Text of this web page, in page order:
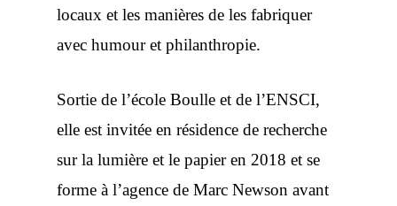
locaux et les manières de les fabriquer
avec humour et philanthropie.
Sortie de l’école Boulle et de l’ENSCI,
elle est invitée en résidence de recherche
sur la lumière et le papier en 2018 et se
forme à l’agence de Marc Newson avant